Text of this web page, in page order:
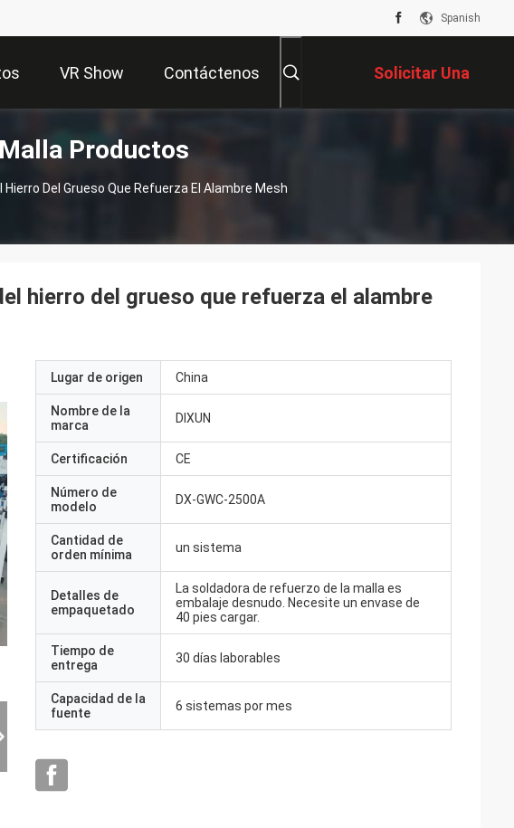
Spanish
VR Show Contáctenos Solicitar Una
Cotización
Productos
Del Grueso Que Refuerza El Alambre Mesh
hierro del grueso que refuerza el alambre
Lugar de origen China
Nombre de la
marca
DIXUN
Certificación CE
Número de
modelo
DX-GWC-2500A
Cantidad de
orden mínima
un sistema
Detalles de
empaquetado
La soldadora de refuerzo de la malla es
embalaje desnudo. Necesite un envase de
40 pies cargar.
Tiempo de
entrega
30 días laborables
Capacidad de la
fuente
6 sistemas por mes